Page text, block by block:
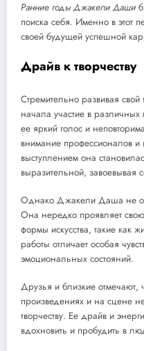
Ранние годы Джакели Даши
поиска себя. Именно в этот
своей будущей успешной
Драйв к творчеству
Стремительно развивая
начала участие в
ее яркий голос и
внимание профессионалов
выступлением она
выразительной,
Однако Джакели Даша не
Она нередко проявляет
формы искусства, такие как
работы отличает особая
эмоциональных состояний.
Друзья и близкие отмечают,
произведениях и на сцене
творчеству. Ее драйв и
вдохновить и пробудить в